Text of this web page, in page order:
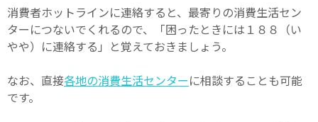
消費者ホットラインに連絡すると、最寄りの消費生活セン
ターにつないでくれるので、「困ったときには１８８（い
やや）に連絡する」と覚えておきましょう。
なお、直接各地の消費生活センターに相談することも可能
です。